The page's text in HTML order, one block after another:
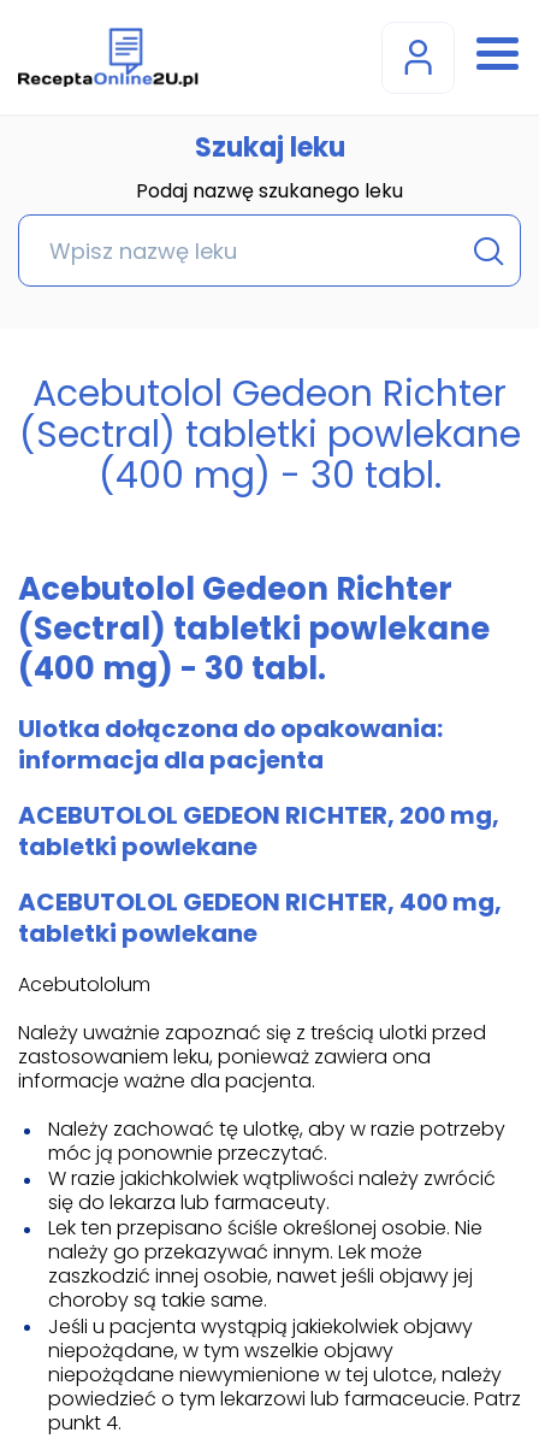
Szukaj leku
Podaj nazwę szukanego leku
Acebutolol Gedeon Richter
(Sectral) tabletki powlekane
(400 mg) - 30 tabl.
Acebutolol Gedeon Richter
(Sectral) tabletki powlekane
(400 mg) - 30 tabl.
Ulotka dołączona do opakowania:
informacja dla pacjenta
ACEBUTOLOL GEDEON RICHTER, 200 mg,
tabletki powlekane
ACEBUTOLOL GEDEON RICHTER, 400 mg,
tabletki powlekane
Acebutololum
Należy uważnie zapoznać się z treścią ulotki przed
zastosowaniem leku, ponieważ zawiera ona
informacje ważne dla pacjenta.
Należy zachować tę ulotkę, aby w razie potrzeby
móc ją ponownie przeczytać.
W razie jakichkolwiek wątpliwości należy zwrócić
się do lekarza lub farmaceuty.
Lek ten przepisano ściśle określonej osobie. Nie
należy go przekazywać innym. Lek może
zaszkodzić innej osobie, nawet jeśli objawy jej
choroby są takie same.
Jeśli u pacjenta wystąpią jakiekolwiek objawy
niepożądane, w tym wszelkie objawy
niepożądane niewymienione w tej ulotce, należy
powiedzieć o tym lekarzowi lub farmaceucie. Patrz
punkt 4.